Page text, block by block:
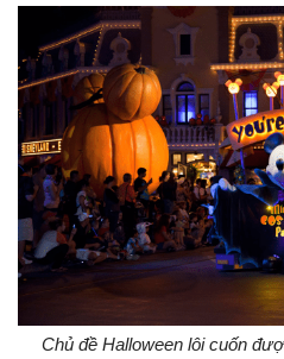
Chủ đề Halloween lôi cuốn